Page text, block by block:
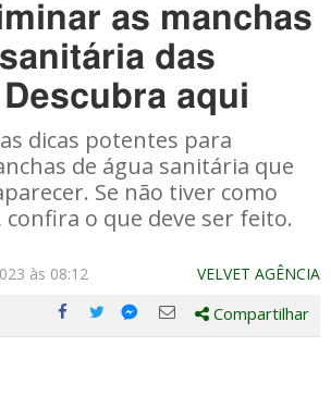
as manchas
das
aqui
dicas potentes para
de água sanitária que
Se não tiver como
o que deve ser feito.
às 08:12 VELVET AGÊNCIA
Compartilhe
Compartilhe
Compartilhe
Compartilhe
Compartilhar